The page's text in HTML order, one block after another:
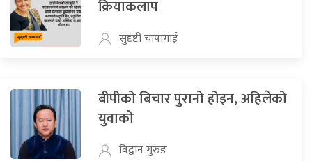
क्रियाकलाप
सुदृष्टी चापागाई
बीपीको बिचार पुरानो होइन, अहिलेको
युवाको
विद्वान गुरुङ